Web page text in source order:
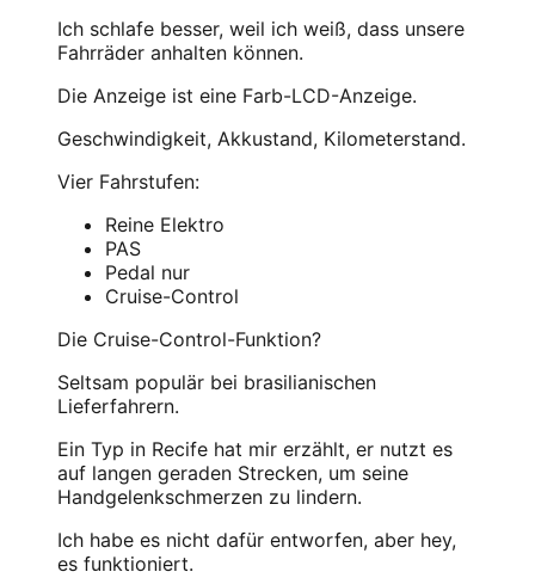
Ich schlafe besser, weil ich weiß, dass unsere
Fahrräder anhalten können.
Die Anzeige ist eine Farb-LCD-Anzeige.
Geschwindigkeit, Akkustand, Kilometerstand.
Vier Fahrstufen:
Reine Elektro
PAS
Pedal nur
Cruise-Control
Die Cruise-Control-Funktion?
Seltsam populär bei brasilianischen
Lieferfahrern.
Ein Typ in Recife hat mir erzählt, er nutzt es
auf langen geraden Strecken, um seine
Handgelenkschmerzen zu lindern.
Ich habe es nicht dafür entworfen, aber hey,
es funktioniert.